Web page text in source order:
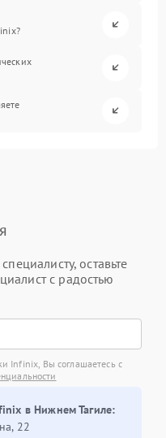
оставьте
с радостью
Infinix, Вы соглашаетесь с
в Нижнем Тагиле:
22